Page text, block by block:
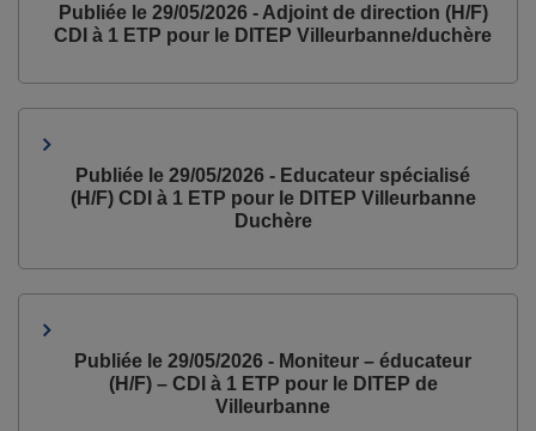
Publiée le 29/05/2026 - Adjoint de direction (H/F)
CDI à 1 ETP pour le DITEP Villeurbanne/duchère
Publiée le 29/05/2026 - Educateur spécialisé
(H/F) CDI à 1 ETP pour le DITEP Villeurbanne
Duchère
Publiée le 29/05/2026 - Moniteur – éducateur
(H/F) – CDI à 1 ETP pour le DITEP de
Villeurbanne